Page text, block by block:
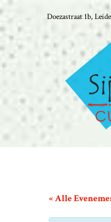
Ga
naar
de
inhoud
Doezastraat 1b,
« Alle